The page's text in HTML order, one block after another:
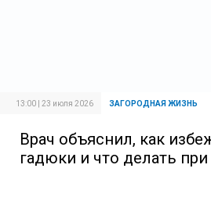
13:00 | 23 июля 2026 ЗАГОРОДНАЯ ЖИЗНЬ
Врач объяснил, как
гадюки и что делать